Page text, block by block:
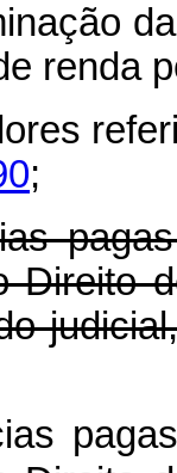
renda
;
Direito